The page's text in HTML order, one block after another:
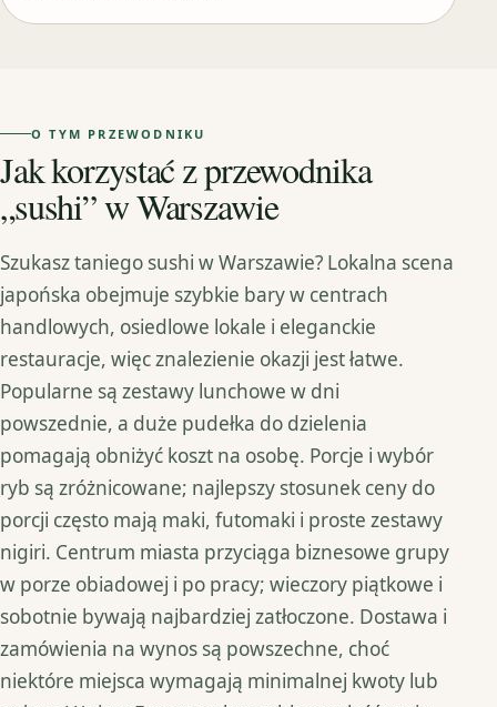
O TYM PRZEWODNIKU
Jak korzystać z przewodnika
„sushi” w Warszawie
Szukasz taniego sushi w Warszawie? Lokalna scena
japońska obejmuje szybkie bary w centrach
handlowych, osiedlowe lokale i eleganckie
restauracje, więc znalezienie okazji jest łatwe.
Popularne są zestawy lunchowe w dni
powszednie, a duże pudełka do dzielenia
pomagają obniżyć koszt na osobę. Porcje i wybór
ryb są zróżnicowane; najlepszy stosunek ceny do
porcji często mają maki, futomaki i proste zestawy
nigiri. Centrum miasta przyciąga biznesowe grupy
w porze obiadowej i po pracy; wieczory piątkowe i
sobotnie bywają najbardziej zatłoczone. Dostawa i
zamówienia na wynos są powszechne, choć
niektóre miejsca wymagają minimalnej kwoty lub